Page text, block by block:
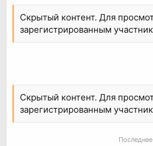
Скрытый контент. Для
зарегистрированным
Скрытый контент. Для
зарегистрированным